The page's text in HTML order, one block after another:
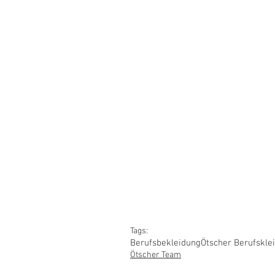
Tags:
BerufsbekleidungÖtscher
Ötscher Team